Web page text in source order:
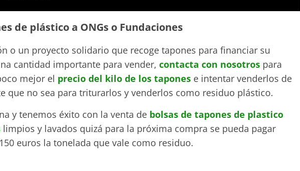
de plástico a ONGs o Fundaciones
o un proyecto solidario que recoge tapones para financiar su
cantidad importante para vender, contacta con nosotros para
mejor el precio del kilo de los tapones e intentar venderlos de
que no sea para triturarlos y venderlos como residuo plástico.
y tenemos éxito con la venta de bolsas de tapones de plastico
limpios y lavados quizá para la próxima compra se pueda pagar
euros la tonelada que vale como residuo.